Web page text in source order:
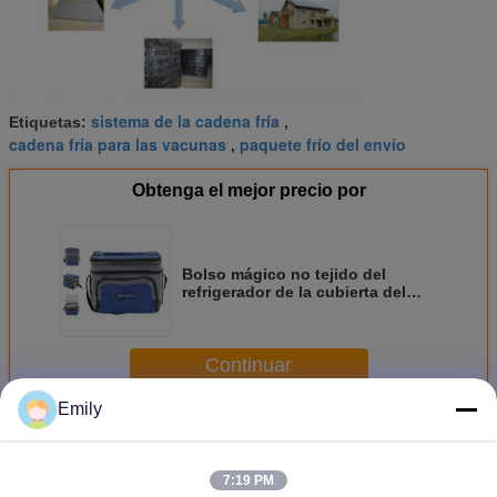
Etiquetas: sistema de la cadena fría ,
cadena fría para las vacunas , paquete frío del envío
Obtenga el mejor precio por
Bolso mágico no tejido del
refrigerador de la cubierta del
del paquete del PCM del OEM
Continuar
MásSoluciones de la cadena fría
Emily
7:19 PM